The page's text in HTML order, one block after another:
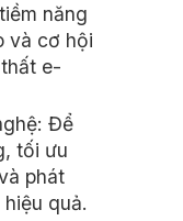
năng
và cơ hội
e-
Để
tối ưu
phát
quả.